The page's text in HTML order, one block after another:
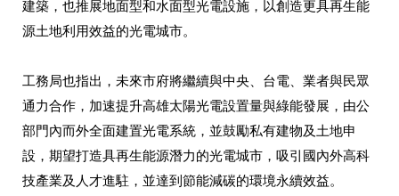
建築，也推展地面型和水面型光電設施，以創造更具再生能
源土地利用效益的光電城市。
工務局也指出，未來市府將繼續與中央、台電、業者與民眾
通力合作，加速提升高雄太陽光電設置量與綠能發展，由公
部門內而外全面建置光電系統，並鼓勵私有建物及土地申
設，期望打造具再生能源潛力的光電城市，吸引國內外高科
技產業及人才進駐，並達到節能減碳的環境永續效益。